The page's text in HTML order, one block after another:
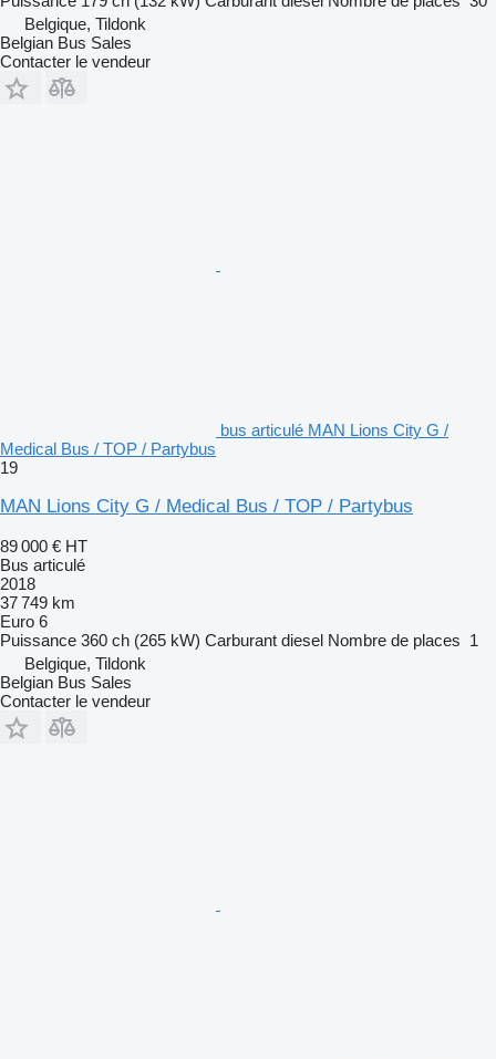
Belgique, Tildonk
Belgian Bus Sales
Contacter le vendeur
bus articulé MAN Lions City G /
Medical Bus / TOP / Partybus
19
MAN Lions City G / Medical Bus / TOP / Partybus
89 000 € HT
Bus articulé
2018
37 749 km
Euro 6
Puissance 360 ch (265 kW) Carburant diesel Nombre de places 1
Belgique, Tildonk
Belgian Bus Sales
Contacter le vendeur